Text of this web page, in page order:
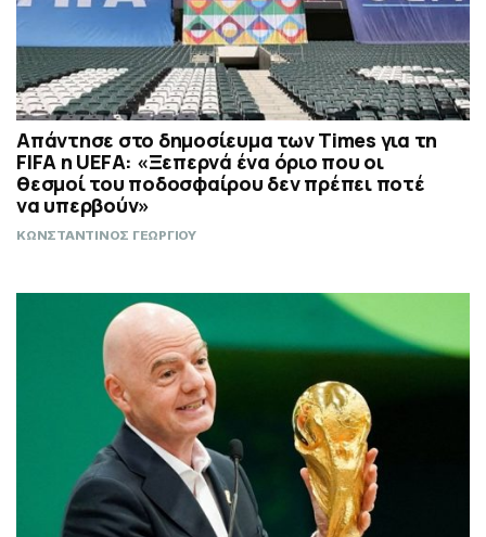
Απάντησε στο δημοσίευμα των Times για τη
FIFA η UEFA: «Ξεπερνά ένα όριο που οι
θεσμοί του ποδοσφαίρου δεν πρέπει ποτέ
να υπερβούν»
ΚΩΝΣΤΑΝΤΙΝΟΣ ΓΕΩΡΓΙΟΥ